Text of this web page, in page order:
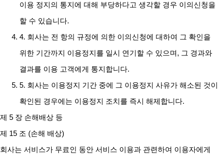
이용 정지의 통지에 대해 부당하다고 생각할 경우 이의신청을
할 수 있습니다.
4. 회사는 전 항의 규정에 의한 이의신청에 대하여 그 확인을
위한 기간까지 이용정지를 일시 연기할 수 있으며, 그 경과와
결과를 이용 고객에게 통지합니다.
5. 회사는 이용정지 기간 중에 그 이용정지 사유가 해소된 것이
확인된 경우에는 이용정지 조치를 즉시 해제합니다.
제 5 장 손해배상 등
제 15 조 (손해 배상)
회사는 서비스가 무료인 동안 서비스 이용과 관련하여 이용자에게